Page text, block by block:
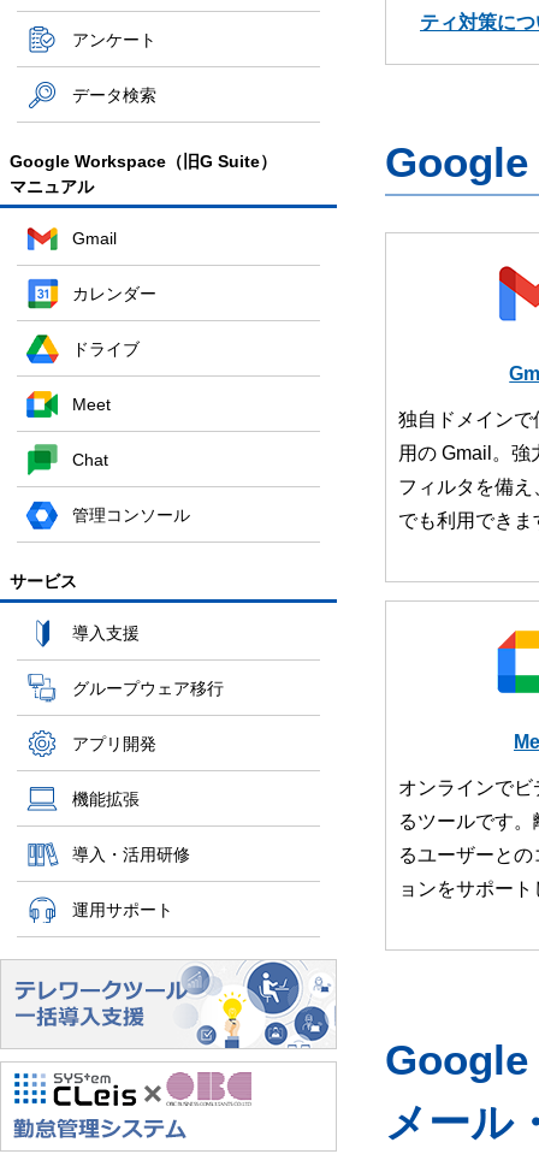
アンケート
データ検索
Google Workspace（旧G Suite）
マニュアル
Gmail
カレンダー
ドライブ
Meet
Chat
管理コンソール
サービス
導入支援
グループウェア移行
アプリ開発
機能拡張
導入・活用研修
運用サポート
ティ対策に
Google
独自ドメイン
用の Gmail。強
フィルタを備
でも利用できま
オンラインで
るツールです
るユーザーと
ョンをサポー
Google
メール